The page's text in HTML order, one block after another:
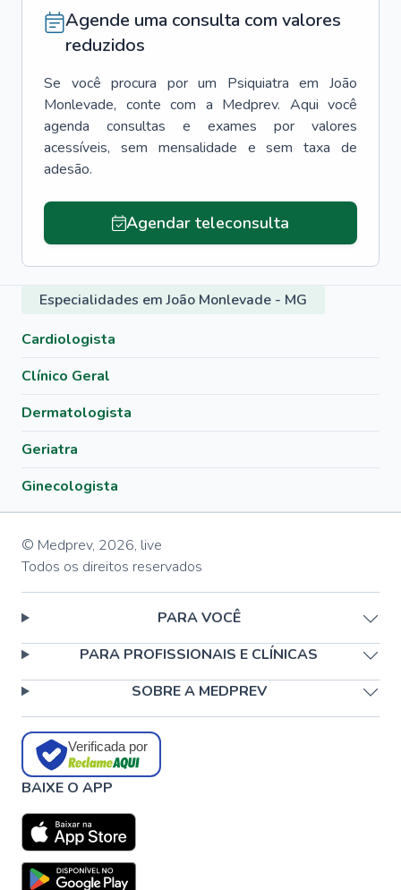
Agende uma consulta com valores
reduzidos
Se você procura por um Psiquiatra em João
Monlevade, conte com a Medprev. Aqui você
agenda consultas e exames por valores
acessíveis, sem mensalidade e sem taxa de
adesão.
Agendar teleconsulta
Especialidades em João Monlevade - MG
Cardiologista
Clínico Geral
Dermatologista
Geriatra
Ginecologista
© Medprev, 2026, live
Todos os direitos reservados
PARA VOCÊ
PARA PROFISSIONAIS E CLÍNICAS
SOBRE A MEDPREV
Verificada por
BAIXE O APP